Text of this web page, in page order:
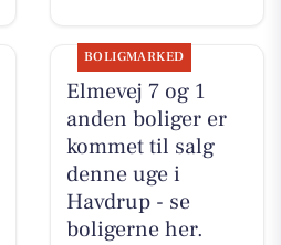
BOLIGMARKED
Elmevej 7 og 1
anden boliger er
kommet til salg
denne uge i
Havdrup - se
boligerne her.